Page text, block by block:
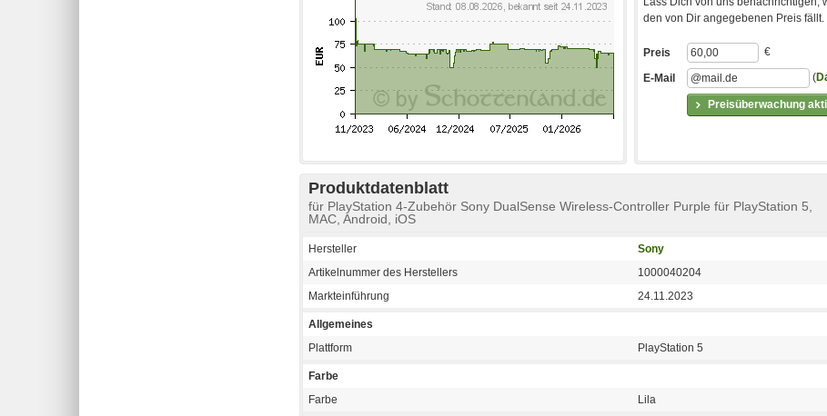
den von Dir angegebenen Preis fällt.
Preisüberwachung
Preis €
E-Mail (
Produktdatenblatt
für PlayStation 4-Zubehör Sony DualSense Wireless-Controller Purple für PlayStation 5,
MAC, Android, iOS
Hersteller
Sony
Artikelnummer des Herstellers
1000040204
Markteinführung
24.11.2023
Allgemeines
Plattform
PlayStation 5
Farbe
Farbe
Lila